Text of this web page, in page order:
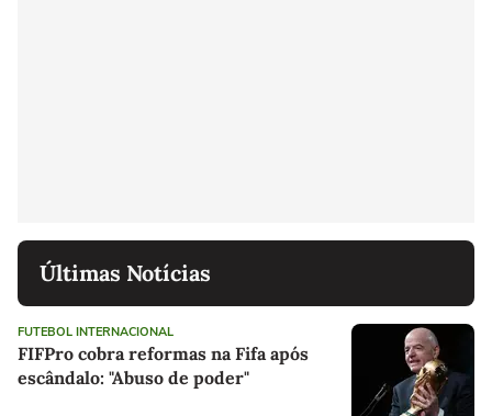
Últimas Notícias
FUTEBOL INTERNACIONAL
FIFPro cobra reformas na Fifa após
escândalo: "Abuso de poder"